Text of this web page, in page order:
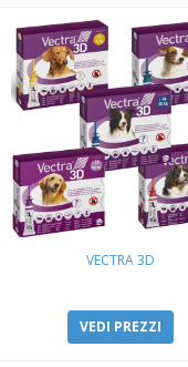
VECTRA 3D
VEDI PREZZI